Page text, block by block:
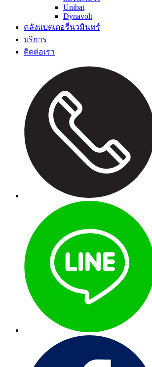
Unibat
Dynavolt
คลังแบตเตอรี่นวมินทร์
บริการ
ติดต่อเรา